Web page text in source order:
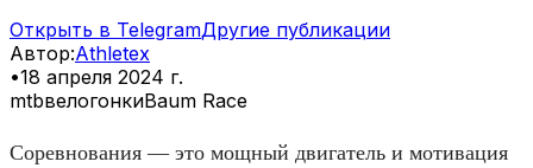
Открыть в TelegramДругие публикации
Автор:Athletex
•18 апреля 2024 г.
mtbвелогонкиBaum Race
Соревнования — это мощный двигатель и мотивация